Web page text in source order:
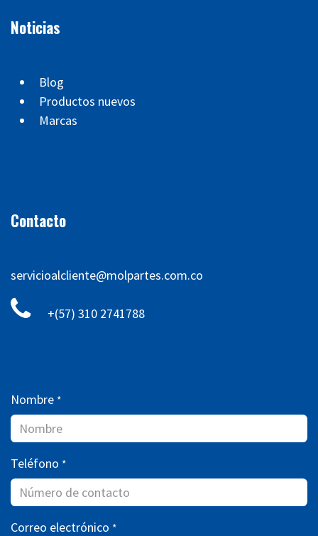
Noticias
Blog
Productos nuevos
Marcas
Contacto
servicioalcliente@molpartes.com.co
+(57) 310 2741788
Nombre *
Teléfono *
Correo electrónico *